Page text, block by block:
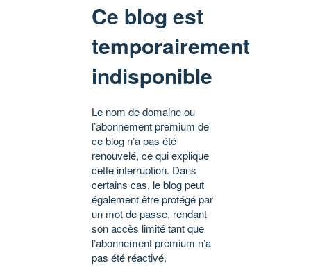
Ce blog est
temporairement
indisponible
Le nom de domaine ou
l’abonnement premium de
ce blog n’a pas été
renouvelé, ce qui explique
cette interruption. Dans
certains cas, le blog peut
également être protégé par
un mot de passe, rendant
son accès limité tant que
l’abonnement premium n’a
pas été réactivé.